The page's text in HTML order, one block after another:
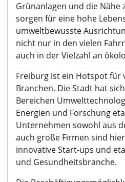
Grünanlagen und die Nähe
sorgen für eine hohe
umweltbewusste
nicht nur in den vielen
auch in der Vielzahl an
Freiburg ist ein Hotspot für
Branchen. Die Stadt hat
Bereichen
Energien und Forschung
Unternehmen sowohl aus
auch große Firmen sind
innovative Start-ups und
und Gesundheitsbranche.